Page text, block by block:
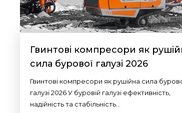
Гвинтові компресори як
сила бурової галузі 2026
Гвинтові компресори як рушійна сила
галузі 2026 У буровій галузі ефективність,
надійність та стабільність…